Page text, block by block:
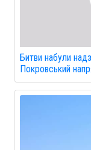
Битви набули
Покровський